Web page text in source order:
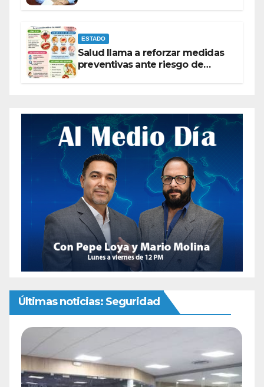
ESTADO
Salud llama a reforzar medidas
preventivas ante riesgo de
Últimas noticias: Seguridad